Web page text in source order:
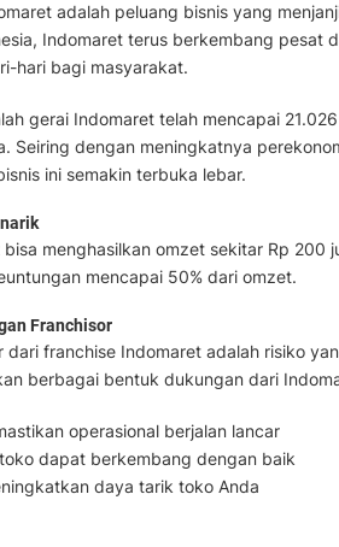
adalah peluang bisnis yang
Indomaret terus berkembang pesat
hari bagi masyarakat.
gerai Indomaret telah mencapai
Seiring dengan meningkatnya
ini semakin terbuka lebar.
menghasilkan omzet sekitar Rp 200
mencapai 50% dari omzet.
Franchisor
dari franchise Indomaret adalah risiko
berbagai bentuk dukungan dari
operasional berjalan lancar
dapat berkembang dengan baik
daya tarik toko Anda